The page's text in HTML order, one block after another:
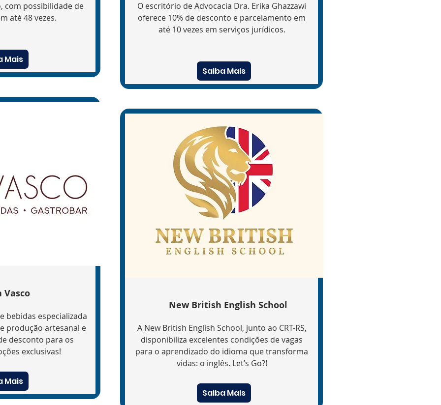
com possibilidade de
até 48 vezes.​​
Mais
Vasco
bebidas especializada
produção artesanal e
desconto para os
exclusivas!
Mais
O escritório de Advocacia Dra. Erika Ghazzawi
oferece 10% de desconto e parcelamento em
até 10 vezes em serviços jurídicos.
Saiba Mais
New British English School
A New British English School, junto ao CRT-RS,
disponibiliza excelentes condições de vagas
para o aprendizado do idioma que transforma
vidas: o inglês. Let’s Go?!
Saiba Mais